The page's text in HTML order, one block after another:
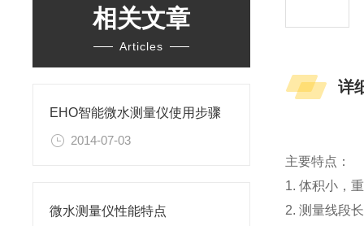
相关文章
Articles
EHO智能微水测量仪使用步骤
2014-07-03
微水测量仪性能特点
详
主要特点：
1. 体积小，
2. 测量线段